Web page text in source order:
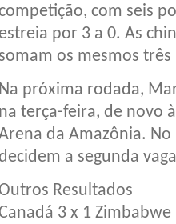
com seis
por 3 a 0. As
somam os mesmos
Na próxima rodada,
na terça-feira, de novo
da Amazônia.
a segunda
Resultados
3 x 1 Zimbabwe